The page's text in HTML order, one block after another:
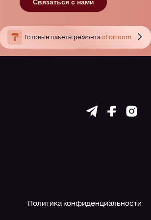
Связаться с нами
Готовые пакеты ремонтас Forroom
Политика конфиденциальности